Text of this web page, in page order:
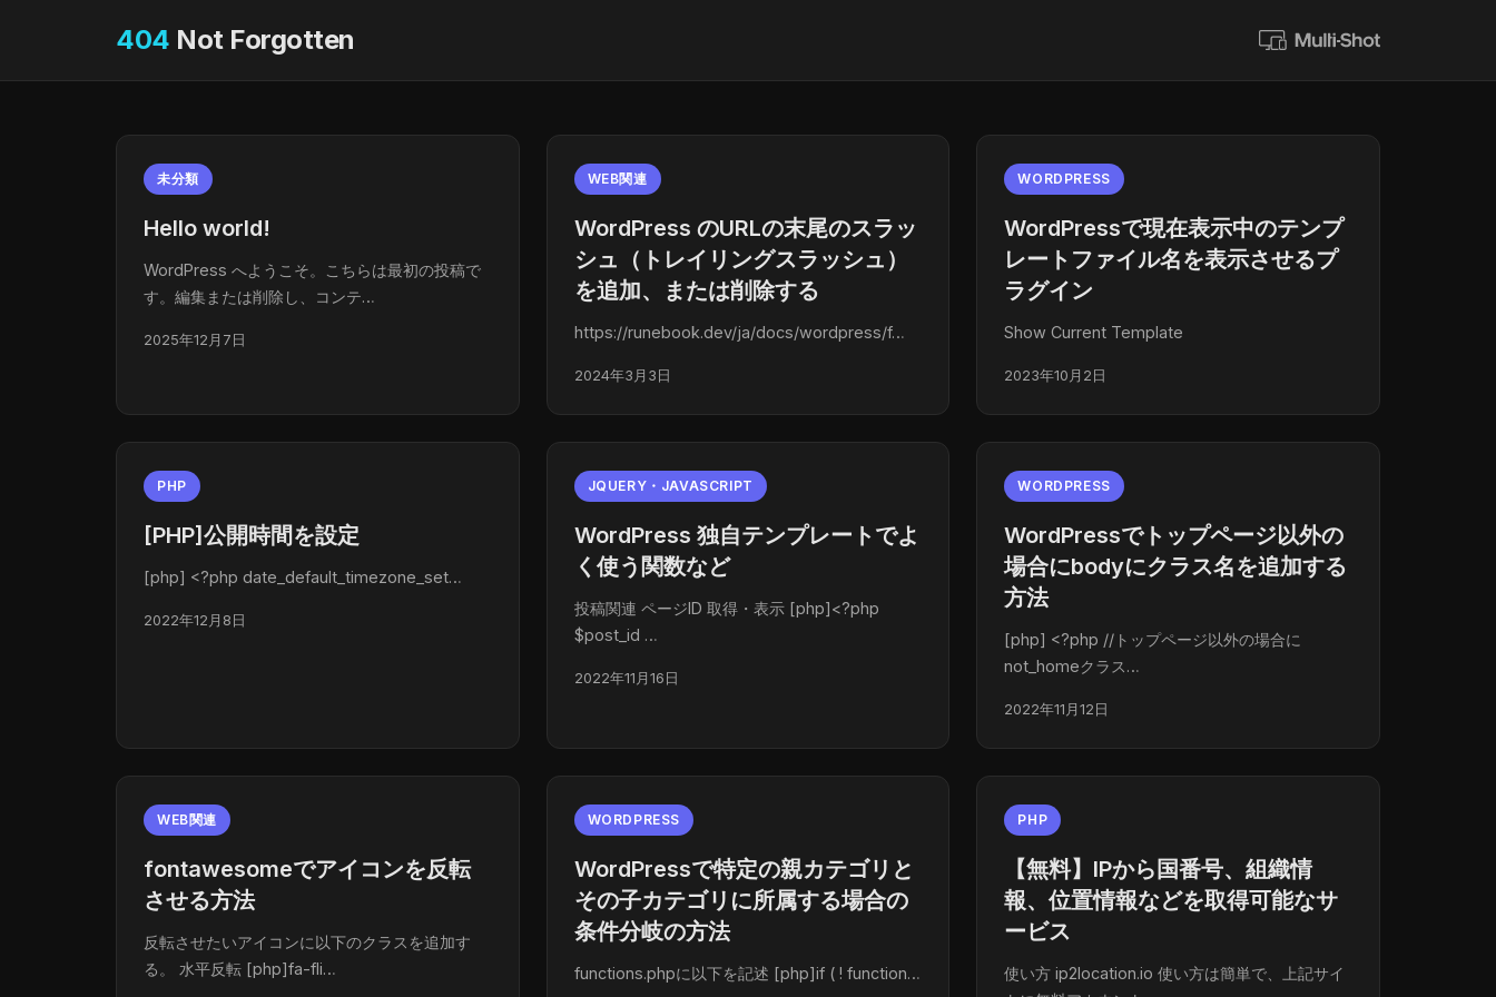
404 Not Forgotten
未分類
Hello world!
WordPress へようこそ。こちらは最初の投稿で
す。編集または削除し、コンテ…
2025年12月7日
WEB関連
WordPress のURLの末尾のスラッ
シュ（トレイリングスラッシュ）
を追加、または削除する
https://runebook.dev/ja/docs/wordpress/f…
2024年3月3日
WORDPRESS
WordPressで現在表示中のテンプ
レートファイル名を表示させるプ
ラグイン
Show Current Template
2023年10月2日
PHP
[PHP]公開時間を設定
[php] <?php date_default_timezone_set…
2022年12月8日
JQUERY・JAVASCRIPT
WordPress 独自テンプレートでよ
く使う関数など
投稿関連 ページID 取得・表示 [php]<?php
$post_id …
2022年11月16日
WORDPRESS
WordPressでトップページ以外の
場合にbodyにクラス名を追加する
方法
[php] <?php //トップページ以外の場合に
not_homeクラス…
2022年11月12日
WEB関連
fontawesomeでアイコンを反転
させる方法
反転させたいアイコンに以下のクラスを追加す
る。 水平反転 [php]fa-fli…
WORDPRESS
WordPressで特定の親カテゴリと
その子カテゴリに所属する場合の
条件分岐の方法
functions.phpに以下を記述 [php]if ( ! function…
PHP
【無料】IPから国番号、組織情
報、位置情報などを取得可能なサ
ービス
使い方 ip2location.io 使い方は簡単で、上記サイ